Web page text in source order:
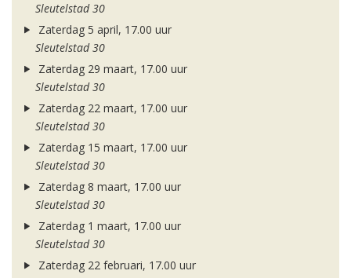
Sleutelstad 30
Zaterdag 5 april, 17.00 uur
Sleutelstad 30
Zaterdag 29 maart, 17.00 uur
Sleutelstad 30
Zaterdag 22 maart, 17.00 uur
Sleutelstad 30
Zaterdag 15 maart, 17.00 uur
Sleutelstad 30
Zaterdag 8 maart, 17.00 uur
Sleutelstad 30
Zaterdag 1 maart, 17.00 uur
Sleutelstad 30
Zaterdag 22 februari, 17.00 uur